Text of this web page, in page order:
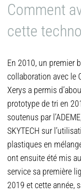
Comment
cette
En 2010, un premier
collaboration avec le
Xerys a permis
prototype de tri en
soutenus par
SKYTECH sur
plastiques en
ont ensuite été mis
service sa première
2019 et cette année,